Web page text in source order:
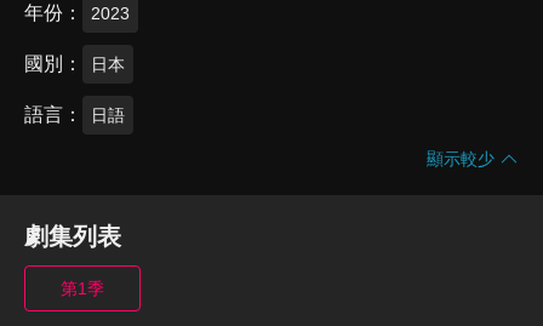
年份 2023
國別 日本
語言 日語
顯示較少
劇集列表
第1季